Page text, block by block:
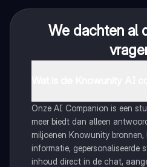
We dachten al
Onze AI Companion is een
meer biedt dan alleen
miljoenen Knowunity
informatie, gepersonaliseerde
inhoud direct in de chat,